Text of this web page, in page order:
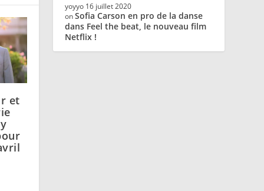
et
yoyyo 16 juillet 2020
onSofia Carson en pro de la danse
dans Feel the beat, le nouveau film
Netflix !